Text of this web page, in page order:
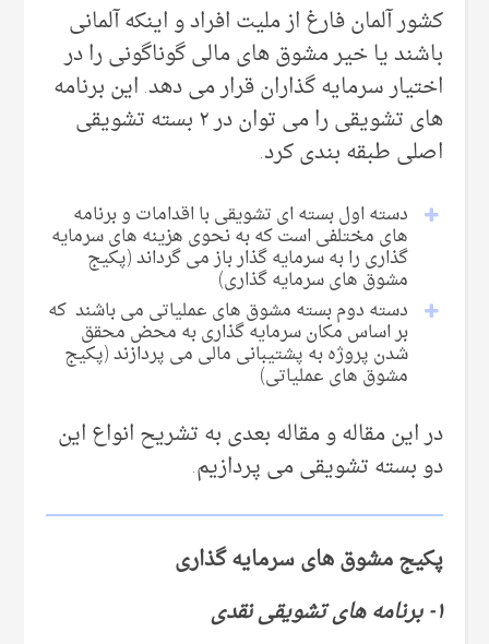
کشور آلمان فارغ از ملیت افراد و اینکه آلمانی
باشند یا خیر مشوق های مالی گوناگونی را در
اختیار سرمایه گذاران قرار می دهد. این برنامه
های تشویقی را می توان در ۲ بسته تشویقی
اصلی طبقه بندی کرد.
دسته اول بسته ای تشویقی با اقدامات و برنامه
های مختلفی است که به نحوی هزینه های سرمایه
گذاری را به سرمایه گذار باز می گرداند (پکیج
مشوق های سرمایه گذاری)
دسته دوم بسته مشوق های عملیاتی می باشند که
بر اساس مکان سرمایه گذاری به محض محقق
شدن پروژه به پشتیبانی مالی می پردازند (پکیج
مشوق های عملیاتی)
در این مقاله و مقاله بعدی به تشریح انواع این
دو بسته تشویقی می پردازیم.
پکیج مشوق های سرمایه گذاری
۱- برنامه های تشویقی نقدی